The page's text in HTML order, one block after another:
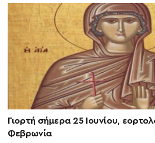
Γιορτή σήμερα 25 Ιουνίου,
Φεβρωνία